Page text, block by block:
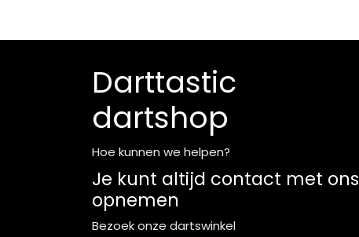
Darttastic
dartshop
Hoe kunnen we helpen?
Je kunt altijd contact met ons
opnemen
Bezoek onze dartswinkel